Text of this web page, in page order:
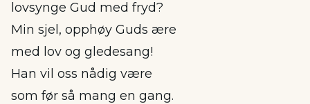
lovsynge Gud med fryd?
Min sjel, opphøy Guds ære
med lov og gledesang!
Han vil oss nådig være
som før så mang en gang.